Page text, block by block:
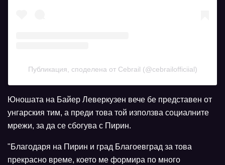
Публикация, споделена от Cebrail (@cebrailofficiial)
Юношата на Байер Леверкузен вече бе представен от
унгарския тим, а преди това той използва социалните
мрежи, за да се сбогува с Пирин.
"Благодаря на Пирин и град Благоевград за това
прекрасно време, което ме формира по много